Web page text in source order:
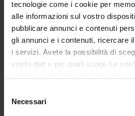
tecnologie come i cookie per
alle informazioni sul vostro
pubblicare annunci e contenuti
gli annunci e i contenuti, ricercare
i servizi. Avete la possibilità di
vostri dati e per quali scopi. Le
modificare o revocare il proprio
momento dalla Dichiarazione sui
delNecessari
ASSESSMENT METHODS AND
Module: Teoria
-------
Module: Laboratorio